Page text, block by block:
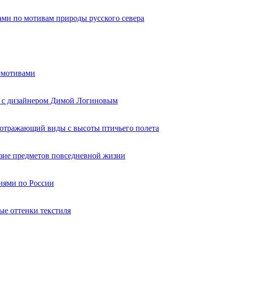
по мотивам природы русского севера
с дизайнером Димой Логиновым
виды с высоты птичьего полета
предметов повседневной жизни
по России
оттенки текстиля